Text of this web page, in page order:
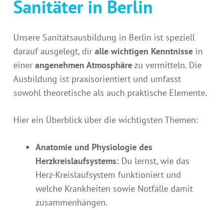
Sanitäter in Berlin
Unsere Sanitätsausbildung in Berlin ist speziell
darauf ausgelegt, dir alle wichtigen Kenntnisse in
einer angenehmen Atmosphärezu vermitteln. Die
Ausbildung ist praxisorientiert und umfasst
sowohl theoretische als auch praktische Elemente.
Hier ein Überblick über die wichtigsten Themen:
Anatomie und Physiologie des
Herzkreislaufsystems: Du lernst, wie das
Herz-Kreislaufsystem funktioniert und
welche Krankheiten sowie Notfälle damit
zusammenhängen.